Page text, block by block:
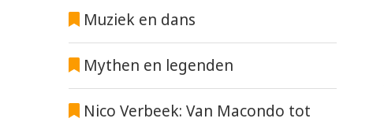
Muziek en dans
Mythen en legenden
Nico Verbeek: Van Macondo tot